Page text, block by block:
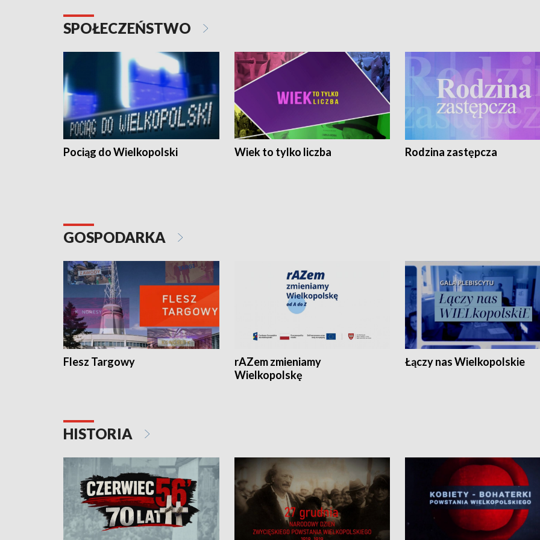
SPOŁECZEŃSTWO
Pociąg do Wielkopolski Wiek to tylko liczba Rodzina zastępcza
GOSPODARKA
Flesz Targowy
rAZem zmieniamy
Wielkopolskę
Łączy nas Wielkopolskie
HISTORIA